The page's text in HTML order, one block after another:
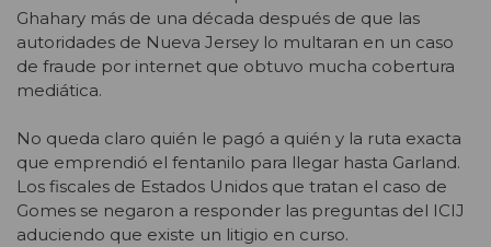
Ghahary más de una década después de que las
autoridades de Nueva Jersey lo multaran en un caso
de fraude por internet que obtuvo mucha cobertura
mediática.
No queda claro quién le pagó a quién y la ruta exacta
que emprendió el fentanilo para llegar hasta Garland.
Los fiscales de Estados Unidos que tratan el caso de
Gomes se negaron a responder las preguntas del ICIJ
aduciendo que existe un litigio en curso.